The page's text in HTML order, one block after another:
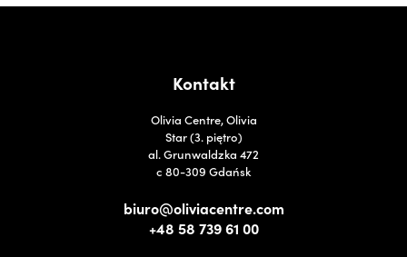
Kontakt
Olivia Centre, Olivia
Star (3. piętro)
al. Grunwaldzka 472
c 80-309 Gdańsk
biuro@oliviacentre.com
+48 58 739 61 00